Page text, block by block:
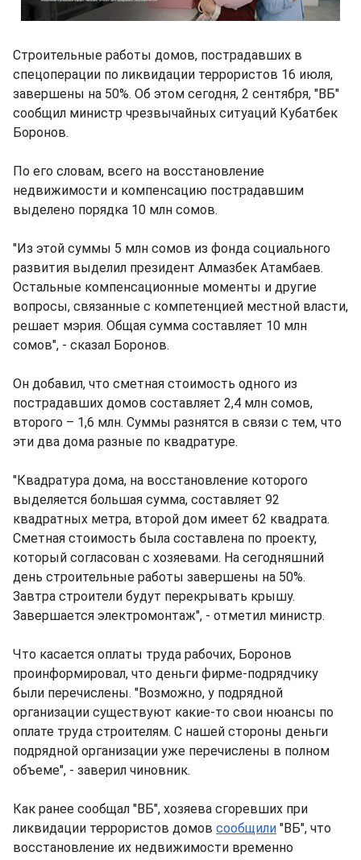
Строительные работы домов, пострадавших в
спецоперации по ликвидации террористов 16 июля,
завершены на 50%. Об этом сегодня, 2 сентября, "ВБ"
сообщил министр чрезвычайных ситуаций Кубатбек
Боронов.
По его словам, всего на восстановление
недвижимости и компенсацию пострадавшим
выделено порядка 10 млн сомов.
"Из этой суммы 5 млн сомов из фонда социального
развития выделил президент Алмазбек Атамбаев.
Остальные компенсационные моменты и другие
вопросы, связанные с компетенцией местной власти,
решает мэрия. Общая сумма составляет 10 млн
сомов", - сказал Боронов.
Он добавил, что сметная стоимость одного из
пострадавших домов составляет 2,4 млн сомов,
второго – 1,6 млн. Суммы разнятся в связи с тем, что
эти два дома разные по квадратуре.
"Квадратура дома, на восстановление которого
выделяется большая сумма, составляет 92
квадратных метра, второй дом имеет 62 квадрата.
Сметная стоимость была составлена по проекту,
который согласован с хозяевами. На сегодняшний
день строительные работы завершены на 50%.
Завтра строители будут перекрывать крышу.
Завершается электромонтаж", - отметил министр.
Что касается оплаты труда рабочих, Боронов
проинформировал, что деньги фирме-подрядчику
были перечислены. "Возможно, у подрядной
организации существуют какие-то свои нюансы по
оплате труда строителям. С нашей стороны деньги
подрядной организации уже перечислены в полном
объеме", - заверил чиновник.
Как ранее сообщал "ВБ", хозяева сгоревших при
ликвидации террористов домов сообщили "ВБ", что
восстановление их недвижимости временно